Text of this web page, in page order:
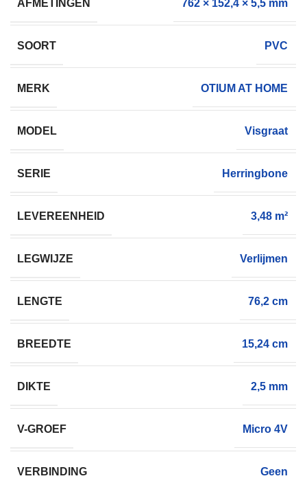
AFMETINGEN 762 × 152,4 × 5,5 mm
SOORT PVC
MERK OTIUM AT HOME
MODEL Visgraat
SERIE Herringbone
LEVEREENHEID 3,48 m²
LEGWIJZE Verlijmen
LENGTE 76,2 cm
BREEDTE 15,24 cm
DIKTE 2,5 mm
V-GROEF Micro 4V
VERBINDING Geen